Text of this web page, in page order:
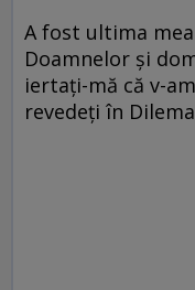
A fost ultima
Doamnelor şi
iertaţi-mă că v-
revedeţi în